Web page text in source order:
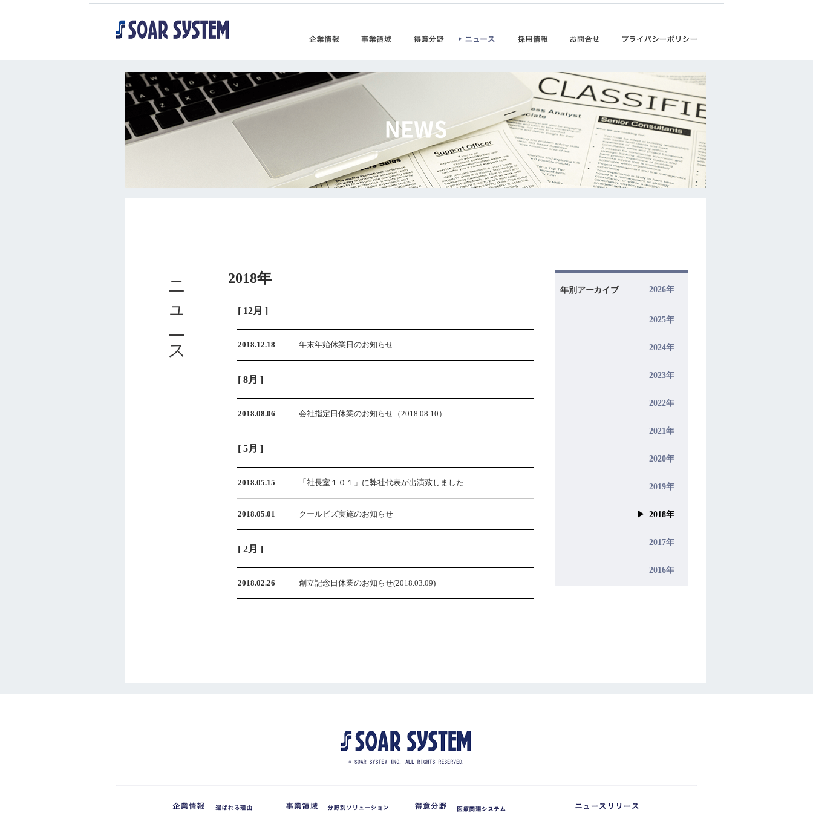
ニュース 2018年
[ 12月 ]
2018.12.18 年末年始休業日のお知らせ
[ 8月 ]
2018.08.06 会社指定日休業のお知らせ（2018.08.10）
[ 5月 ]
2018.05.15 「社長室１０１」に弊社代表が出演致しました
2018.05.01 クールビズ実施のお知らせ
[ 2月 ]
2018.02.26 創立記念日休業のお知らせ(2018.03.09)
年別アーカイブ 2026年
2025年
2024年
2023年
2022年
2021年
2020年
2019年
▶ 2018年
2017年
2016年